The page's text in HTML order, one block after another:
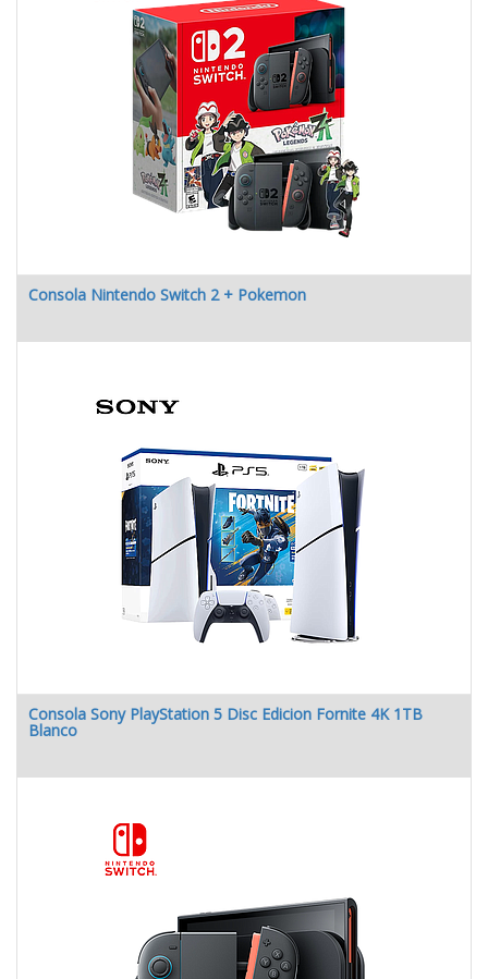
Consola Nintendo Switch 2 + Pokemon
Consola Sony PlayStation 5 Disc Edicion Fornite 4K 1TB
Blanco